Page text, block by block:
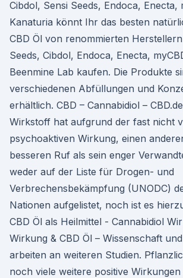
Cibdol, Sensi Seeds, Endoca, Enecta,
Kanaturia könnt Ihr das besten
CBD Öl von renommierten
Seeds, Cibdol, Endoca, Enecta,
Beenmine Lab kaufen. Die Produkte
verschiedenen Abfüllungen und
erhältlich. CBD – Cannabidiol –
Wirkstoff hat aufgrund der fast nicht
psychoaktiven Wirkung, einen
besseren Ruf als sein enger
weder auf der Liste für Drogen- und
Verbrechensbekämpfung (UNODC)
Nationen aufgelistet, noch ist es
CBD Öl als Heilmittel - Cannabidiol
Wirkung & CBD Öl – Wissenschaft
arbeiten an weiteren Studien.
noch viele weitere positive